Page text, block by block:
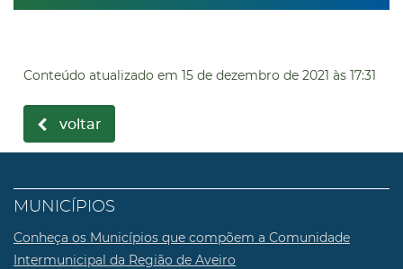
Conteúdo atualizado em 15 de dezembro de 2021 às 17:31
voltar
MUNICÍPIOS
Conheça os Municípios que compõem a Comunidade
Intermunicipal da Região de Aveiro